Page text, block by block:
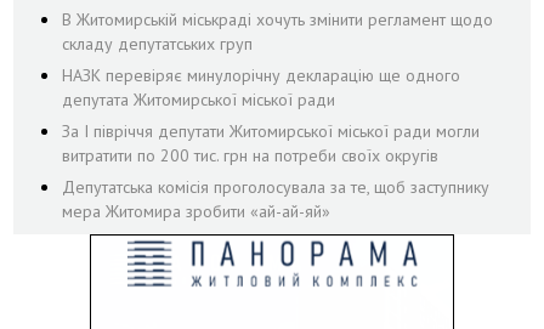
В Житомирській міськраді хочуть змінити регламент щодо
складу депутатських груп
НАЗК перевіряє минулорічну декларацію ще одного
депутата Житомирської міської ради
За І півріччя депутати Житомирської міської ради могли
витратити по 200 тис. грн на потреби своїх округів
Депутатська комісія проголосувала за те, щоб заступнику
мера Житомира зробити «ай-ай-яй»